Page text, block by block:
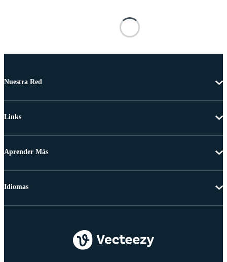
Nuestra Red
Links
Aprender Más
Idiomas